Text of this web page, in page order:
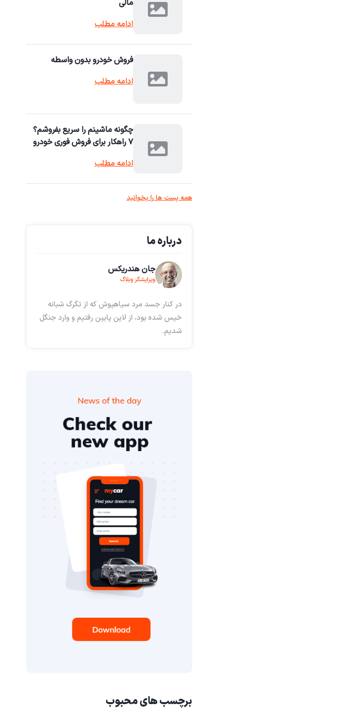
مالی
ادامه مطلب
فروش خودرو بدون واسطه
ادامه مطلب
چگونه ماشینم را سریع بفروشم؟
۷ راهکار برای فروش فوری خودرو
ادامه مطلب
همه پست ها را بخوانید
درباره ما
جان هندریکس
ویرایشگر وبلاگ
در کنار جسد مرد سیاهپوش که از تگرگ شبانه
خیس شده بود، از لاین پایین رفتیم و وارد جنگل
شدیم.
برچسب های محبوب